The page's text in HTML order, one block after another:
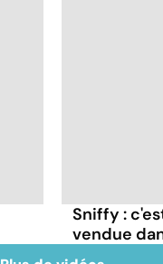
Sniffy :
vendue